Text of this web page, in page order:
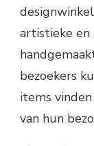
artistieke en
bezoekers
items
van hun